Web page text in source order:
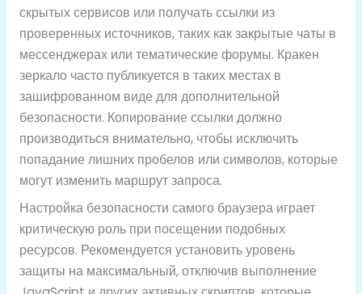
скрытых сервисов или получать ссылки из
проверенных источников, таких как закрытые чаты в
мессенджерах или тематические форумы. Кракен
зеркало часто публикуется в таких местах в
зашифрованном виде для дополнительной
безопасности. Копирование ссылки должно
производиться внимательно, чтобы исключить
попадание лишних пробелов или символов, которые
могут изменить маршрут запроса.
Настройка безопасности самого браузера играет
критическую роль при посещении подобных
ресурсов. Рекомендуется установить уровень
защиты на максимальный, отключив выполнение